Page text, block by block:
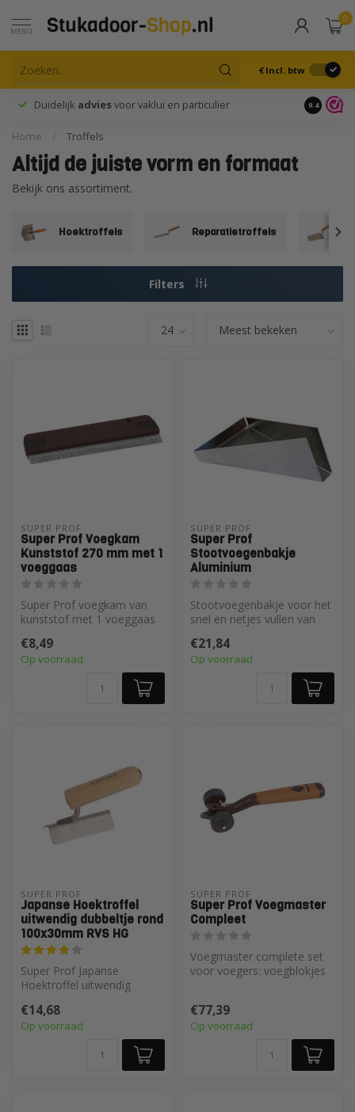
MENU
0
€ Incl. btw
Duidelijk adviesvoor vaklui en particulier 9.4
Home Troffels
Altijd de juiste vorm en formaat
Bekijk ons assortiment.
Hoektroffels Reparatietroffels
Filters
SUPER PROF
Super Prof Voegkam
Kunststof 270 mm met 1
voeggaas
Super Prof voegkam van
kunststof met 1 voeggaas
netjes af...
€8,49
Op voorraad
SUPER PROF
Super Prof
Stootvoegenbakje
Aluminium
Stootvoegenbakje voor het
snel en netjes vullen van
zonder...
€21,84
Op voorraad
SUPER PROF
Japanse Hoektroffel
uitwendig dubbeltje rond
100x30mm RVS HG
Super Prof Japanse
Hoektroffel uitwendig
RVS HG
€14,68
Op voorraad
SUPER PROF
Super Prof Voegmaster
Compleet
Voegmaster complete set
voor voegers: voegblokjes
€77,39
Op voorraad